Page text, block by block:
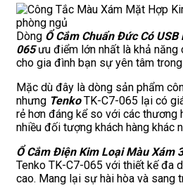
Dòng Ổ Cắm Chuẩn Đức Có
065ưu điểm lớn nhất là khả năng
cho gia đình bạn sự yên tâm
Mặc dù đây là dòng sản phẩm
nhưng TenkoTK-C7-065 lại có
rẻ hơn đáng kể so với các thương
nhiều đối tượng khách hàng khác
Ổ Cắm Điện Kim Loại Màu Xám
Tenko TK-C7-065 với thiết kế đa
cao. Mang lại sự hài hòa và sang